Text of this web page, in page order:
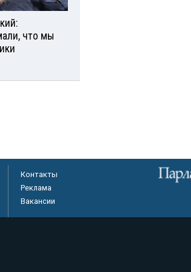
что мы
Контакты
Реклама
Вакансии